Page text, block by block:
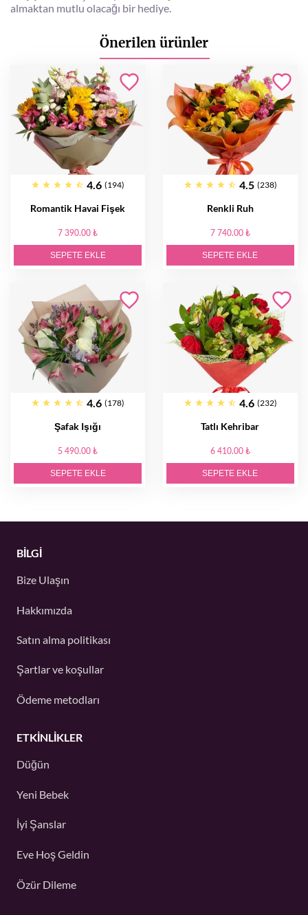
almaktan mutlu olacağı bir hediye.
Önerilen ürünler
4.6 (194)
Romantik Havai Fişek
7 390.00 ₺
SEPETE EKLE
4.5 (238)
Renkli Ruh
7 740.00 ₺
SEPETE EKLE
4.6 (178)
Şafak Işığı
5 490.00 ₺
SEPETE EKLE
4.6 (232)
Tatlı Kehribar
6 410.00 ₺
SEPETE EKLE
BİLGİ
Bize Ulaşın
Hakkımızda
Satın alma politikası
Şartlar ve koşullar
Ödeme metodları
ETKINLIKLER
Düğün
Yeni Bebek
İyi Şanslar
Eve Hoş Geldin
Özür Dileme